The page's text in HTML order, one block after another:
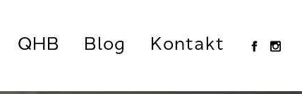
QHB Blog Kontakt